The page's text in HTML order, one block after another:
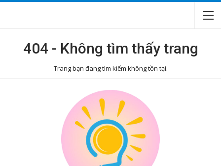
404 - Không tìm thấy trang
Trang bạn đang tìm kiếm không tồn tại.